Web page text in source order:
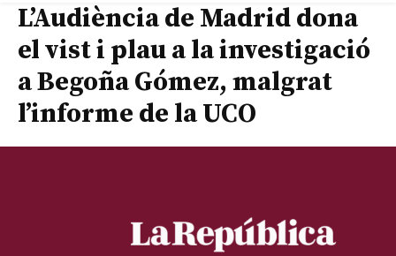
L’Audiència de Madrid dona
el vist i plau a la investigació
a Begoña Gómez, malgrat
l’informe de la UCO